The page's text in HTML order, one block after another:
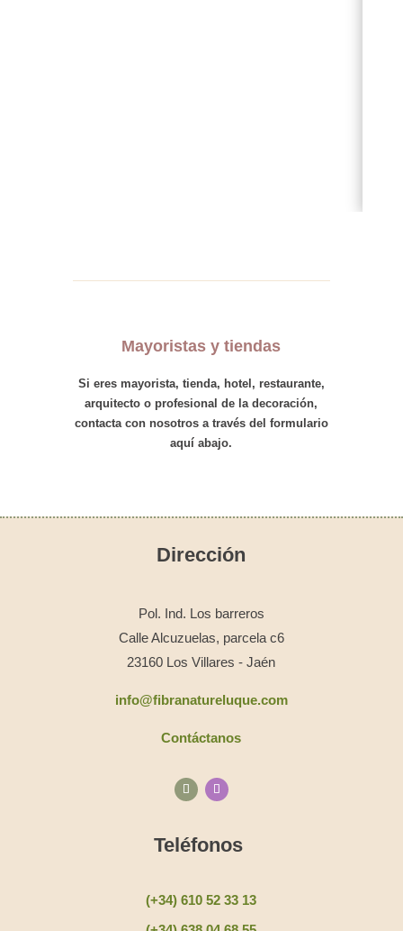
Mayoristas y tiendas
Si eres mayorista, tienda, hotel , restaurante,
arquitecto o profesional de la decoración,
contacta con nosotrosa través del formulario
aquí abajo.
Dirección
Pol. Ind. Los barreros
Calle Alcuzuelas, parcela c6
23160 Los Villares - Jaén
info@fibranatureluque.com
Contáctanos
Teléfonos
(+34) 610 52 33 13